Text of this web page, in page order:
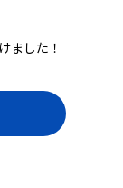
ました！